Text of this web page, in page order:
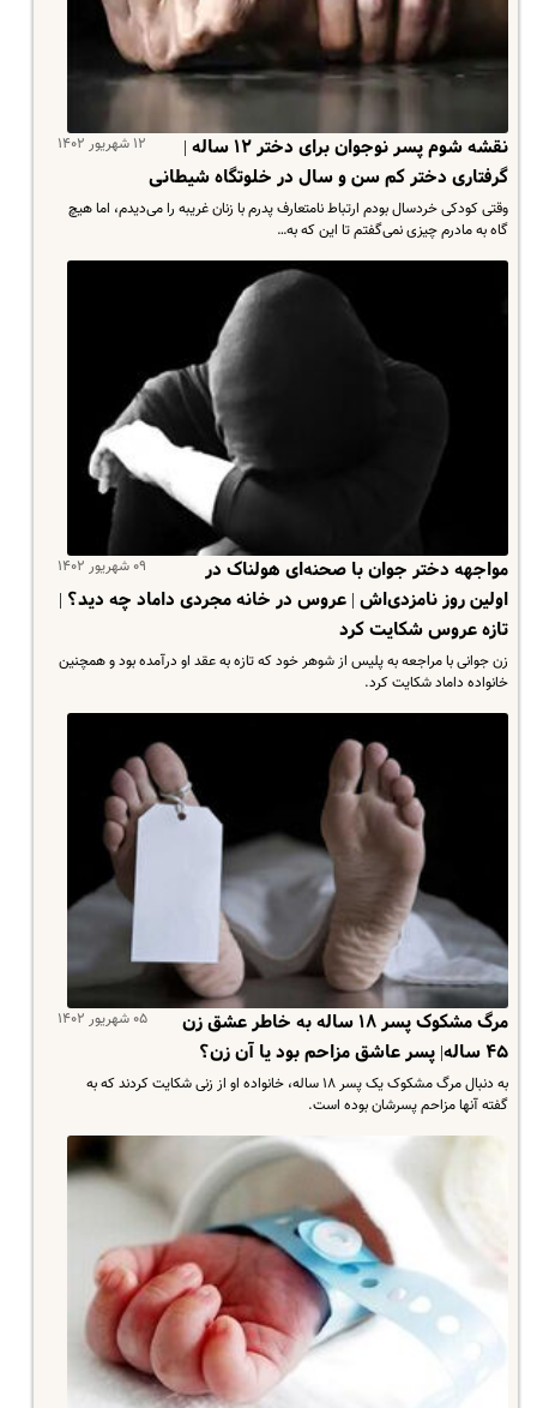
۱۲ شهریور ۱۴۰۲
نقشه شوم پسر نوجوان برای دختر ۱۲ ساله |
گرفتاری دختر کم سن و سال در خلوتگاه شیطانی
وقتی کودکی خردسال بودم ارتباط نامتعارف پدرم با زنان غریبه را می‌دیدم، اما هیچ
گاه به مادرم چیزی نمی‌گفتم تا این که به…
۰۹ شهریور ۱۴۰۲
مواجهه دختر جوان با صحنه‌ای هولناک در
اولین روز نامزدی‌اش | عروس در خانه مجردی داماد چه دید؟ |
تازه عروس شکایت کرد
زن جوانی با مراجعه به پلیس از شوهر خود که تازه به عقد او درآمده بود و همچنین
خانواده داماد شکایت کرد.
۰۵ شهریور ۱۴۰۲
مرگ مشکوک پسر ۱۸ ساله به خاطر عشق زن
۴۵ ساله| پسر عاشق مزاحم بود یا آن زن؟
به دنبال مرگ مشکوک یک پسر ۱۸ ساله، خانواده او از زنی شکایت کردند که به
گفته آنها مزاحم پسرشان بوده است.